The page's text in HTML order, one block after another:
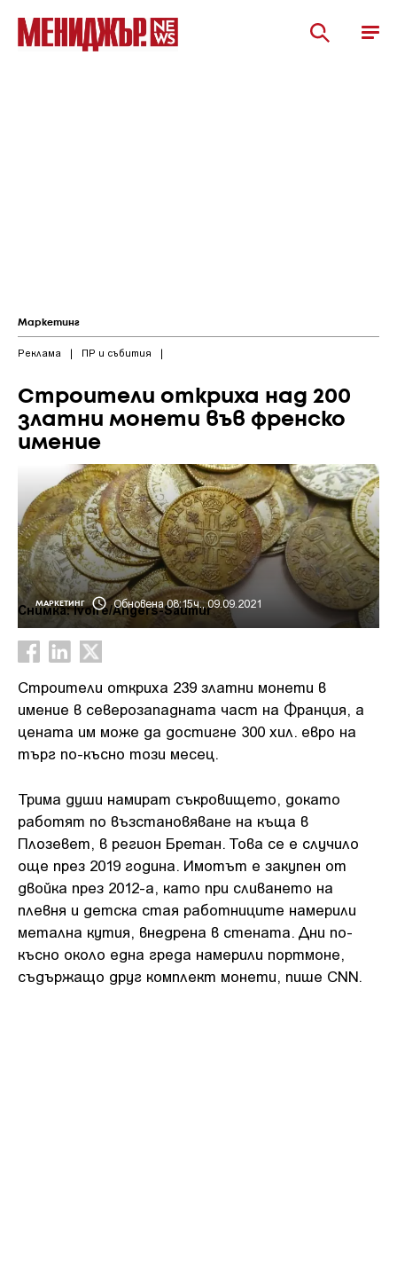
Маркетинг
Реклама | ПР и събития |
Строители откриха над 200
златни монети във френско
имение
МАРКЕТИНГ Обновена 08:15ч., 09.09.2021
Снимка: Ivoire/Angers-Saumur
Строители откриха 239 златни монети в
имение в северозападната част на Франция, а
цената им може да достигне 300 хил. евро на
търг по-късно този месец.
Трима души намират съкровището, докато
работят по възстановяване на къща в
Плозевет, в регион Бретан. Това се е случило
още през 2019 година. Имотът е закупен от
двойка през 2012-а, като при сливането на
плевня и детска стая работниците намерили
метална кутия, внедрена в стената. Дни по-
късно около една греда намерили портмоне,
съдържащо друг комплект монети, пише CNN.